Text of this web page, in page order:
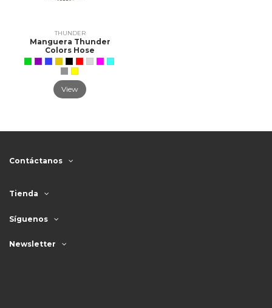
THUNDER
Manguera Thunder
Colors Hose
View
Contáctanos
Tienda
Síguenos
Newsletter